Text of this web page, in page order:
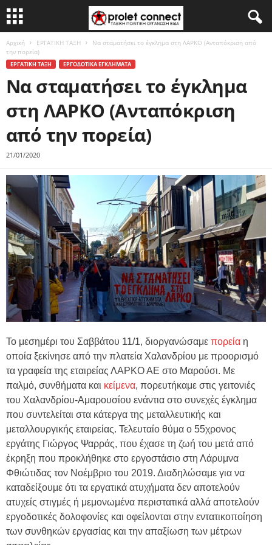
Αρχική ΕΡΓΑΤΙΚΗ ΤΑΞΗ
Να σταματήσει το έγκλημα στη ΛΑΡΚΟ (Ανταπόκριση από
την πορεία)
ΕΡΓΑΤΙΚΗ ΤΑΞΗ ΕΡΓΟΔΟΤΙΚΑ ΕΓΚΛΗΜΑΤΑ
Να σταματήσει το έγκλημα
στη ΛΑΡΚΟ (Ανταπόκριση
από την πορεία)
21/01/2020
Το μεσημέρι του Σαββάτου 11/1, διοργανώσαμε πορεία η
οποία ξεκίνησε από την πλατεία Χαλανδρίου με προορισμό
τα γραφεία της εταιρείας ΛΑΡΚΟ ΑΕ στο Μαρούσι. Με
παλμό, συνθήματα και κείμενα, πορευτήκαμε στις γειτονιές
του Χαλανδρίου-Αμαρουσίου ενάντια στο συνεχές έγκλημα
που συντελείται στα κάτεργα της μεταλλευτικής και
μεταλλουργικής εταιρείας. Τελευταίο θύμα ο 55χρονος
εργάτης Γιώργος Ψαρράς, που έχασε τη ζωή του μετά από
έκρηξη που προκλήθηκε στο εργοστάσιο στη Λάρυμνα
Φθιώτιδας τον Νοέμβριο του 2019. Διαδηλώσαμε για να
καταδείξουμε ότι τα εργατικά ατυχήματα δεν αποτελούν
ατυχείς στιγμές ή μεμονωμένα περιστατικά αλλά αποτελούν
εργοδοτικές δολοφονίες και οφείλονται στην εντατικοποίηση
των συνθηκών εργασίας και την απαξίωση των μέτρων